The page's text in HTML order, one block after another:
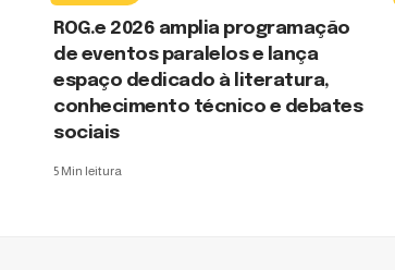
ROG.e 2026 amplia programação
de eventos paralelos e lança
espaço dedicado à literatura,
conhecimento técnico e debates
sociais
5 Min leitura